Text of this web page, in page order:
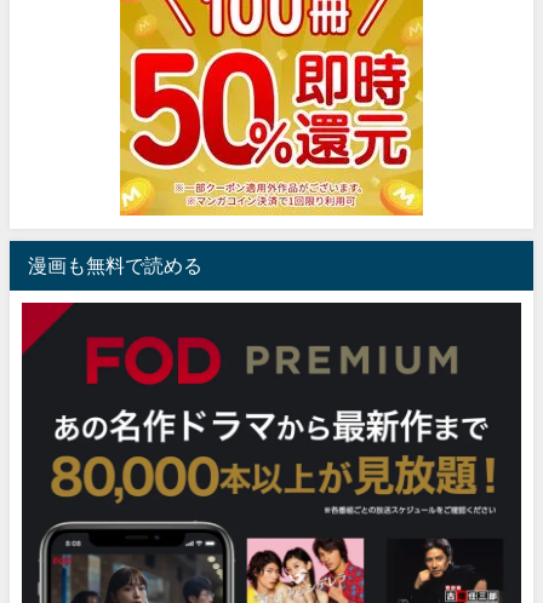
漫画も無料で読める